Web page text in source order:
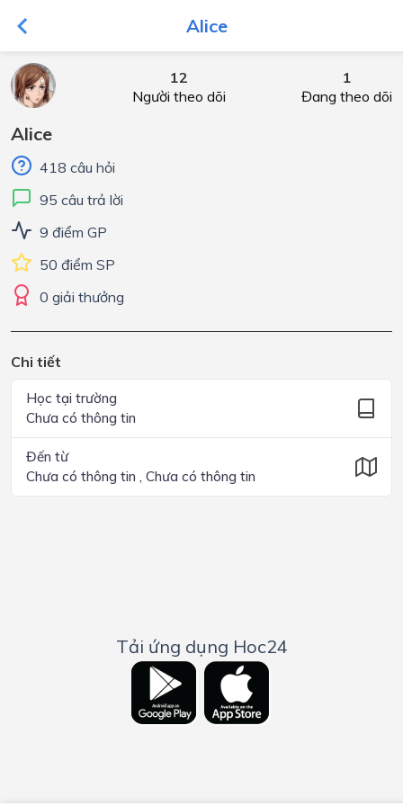
Alice
12
Người theo dõi
1
Đang theo dõi
Alice
418 câu hỏi
95 câu trả lời
9 điểm GP
50 điểm SP
0 giải thưởng
Chi tiết
Học tại trường
Chưa có thông tin
Đến từ
Chưa có thông tin , Chưa có thông tin
Tải ứng dụng Hoc24